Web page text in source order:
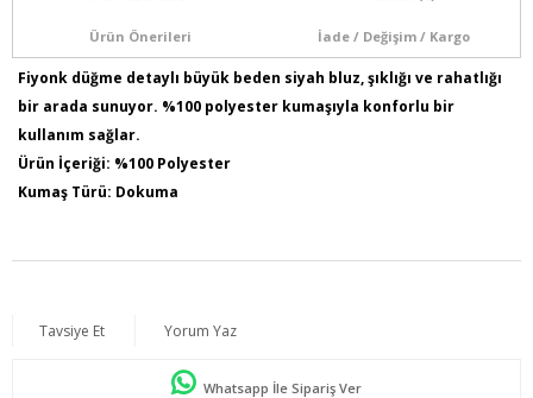
Ürün Önerileri İade / Değişim / Kargo
Fiyonk düğme detaylı büyük beden siyah bluz, şıklığı ve rahatlığı
bir arada sunuyor. %100 polyester kumaşıyla konforlu bir
kullanım sağlar.
Ürün İçeriği: %100 Polyester
Kumaş Türü: Dokuma
Tavsiye Et Yorum Yaz
Whatsapp İle Sipariş Ver